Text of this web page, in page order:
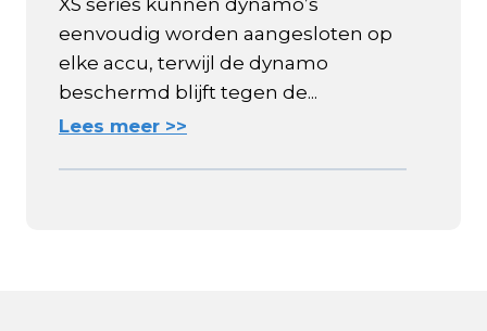
XS series kunnen dynamo’s
eenvoudig worden aangesloten op
elke accu, terwijl de dynamo
beschermd blijft tegen de...
Lees meer >>